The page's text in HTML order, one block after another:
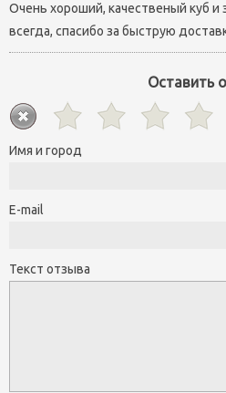
Очень хороший, качественый куб и
всегда, спасибо за быструю
Оставить
Имя и город
E-mail
Текст отзыва